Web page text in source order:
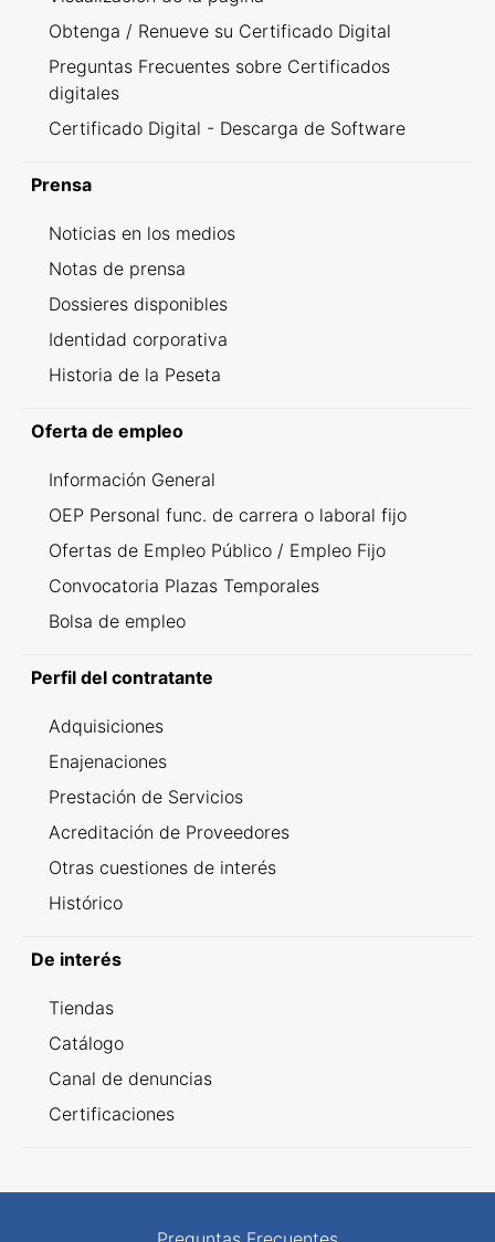
Obtenga / Renueve su Certificado Digital
Preguntas Frecuentes sobre Certificados
digitales
Certificado Digital - Descarga de Software
Prensa
Noticias en los medios
Notas de prensa
Dossieres disponibles
Identidad corporativa
Historia de la Peseta
Oferta de empleo
Información General
OEP Personal func. de carrera o laboral fijo
Ofertas de Empleo Público / Empleo Fijo
Convocatoria Plazas Temporales
Bolsa de empleo
Perfil del contratante
Adquisiciones
Enajenaciones
Prestación de Servicios
Acreditación de Proveedores
Otras cuestiones de interés
Histórico
De interés
Tiendas
Catálogo
Canal de denuncias
Certificaciones